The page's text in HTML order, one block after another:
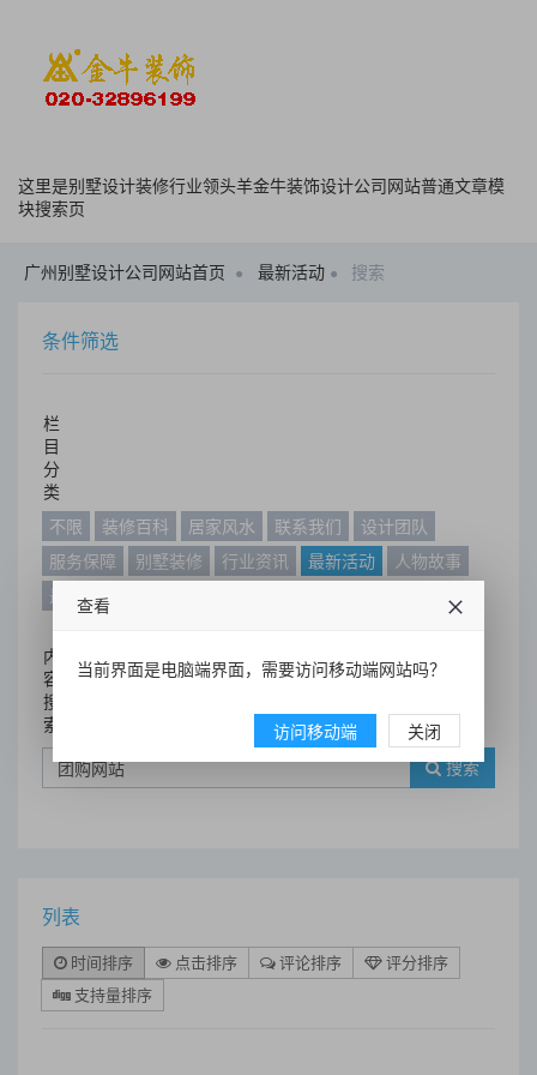
这里是别墅设计装修行业领头羊金牛装饰设计公司网站普通文章模
块搜索页
广州别墅设计公司网站首页 最新活动 搜索
条件筛选
栏
目
分
类
不限
装修百科 居家风水 联系我们
设计团队
服务保障
别墅装修 行业资讯 最新活动
人物故事
最新动态
内
容
搜
索
搜索
列表
时间排序 点击排序 评论排序
评分排序
支持量排序
查看
当前界面是电脑端界面，需要访问移动端网站吗？
访问移动端 关闭